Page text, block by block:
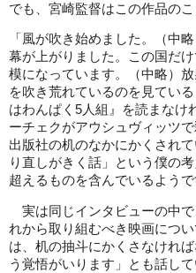
でも、宮崎監督はこの作品の
「風が吹き始めました。（中
幕が上がりました。この国だ
模になっています。（中略）
を吹き荒れているのを見てい
はわんぱく5人組』を読まなけ
ーチェクがアウシュヴィッツ
出版社の机のなかにかくされ
り直しがきく話」という僕の
超えるものを含んでいるようで
実は同じインタビューの中
れから取り組むべき映画につ
は、机の抽斗にかくさなけれ
う覚悟がいります」とも話し